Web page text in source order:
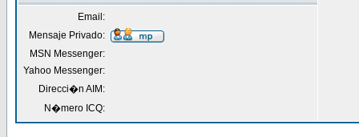
Email:
Mensaje Privado:
MSN Messenger:
Yahoo Messenger:
Direcci�n AIM:
N�mero ICQ: